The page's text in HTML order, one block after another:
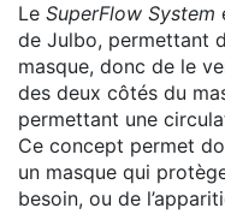
Le SuperFlow System
de Julbo, permettant
masque, donc de le
des deux côtés du
permettant une
Ce concept permet
un masque qui
besoin, ou de